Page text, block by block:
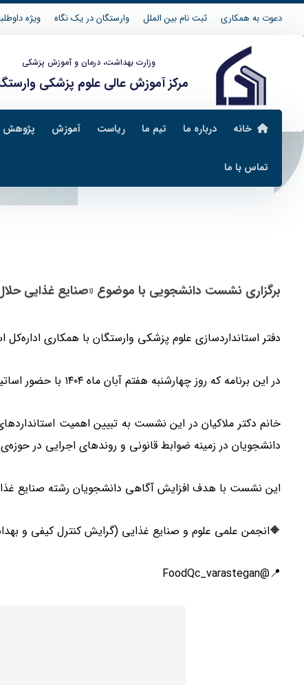
دعوت به همکاری ثبت نام بین الملل وارستگان در یک نگاه ویژه داوطلبان
وزارت بهداشت، درمان و آموزش پزشکی
مرکز آموزش عالی علوم پزشکی
خانه درباره ما تیم ما ریاست آموزش پژوهش
تماس با ما
برگزاری نشست دانشجویی با موضوع «صنایع غذایی
دفتر استانداردسازی علوم پزشکی وارستگان با همکاری
در این برنامه که روز چهارشنبه هفتم آبان ماه ۱۴۰۴ با حضور اساتید محترم گروه کنترل کیفی برگزار شد، سرکار خانم دکتر ملاکیان، کارشناس اداره‌ی اجرای استاندارد، به‌عنوان سخنران جلسه حضور داشتند.
خانم دکتر ملاکیان در این نشست به تبیین اهمیت
دانشجویان در زمینه ضوابط قانونی و روندهای اجرایی در
این نشست با هدف افزایش آگاهی دانشجویان رشته صنایع
🔶انجمن علمی علوم و صنایع غذایی (گرایش کنترل کیفی و
📍@FoodQc_varastegan